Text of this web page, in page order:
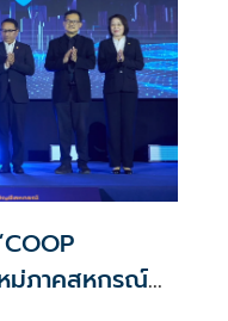
ม่ภาคสหกรณ์